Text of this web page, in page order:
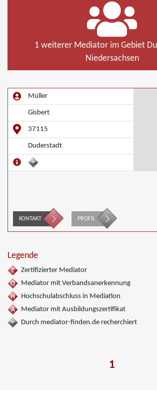
1 weiterer Mediator im Gebiet
Niedersachsen
Müller
Gisbert
37115
Duderstadt
KONTAKT PROFIL
Legende
Zertifizierter Mediator
Mediator mit Verbandsanerkennung
Hochschulabschluss in Mediation
Mediator mit Ausbildungszertifikat
Durch mediator-finden.de recherchiert
1